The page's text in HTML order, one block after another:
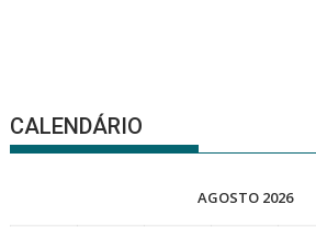
CALENDÁRIO
AGOSTO 2026